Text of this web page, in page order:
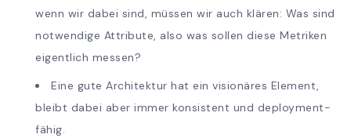
wenn wir dabei sind, müssen wir auch klären: Was sind
notwendige Attribute, also was sollen diese Metriken
eigentlich messen?
Eine gute Architektur hat ein visionäres Element,
bleibt dabei aber immer konsistent und deployment-
fähig.